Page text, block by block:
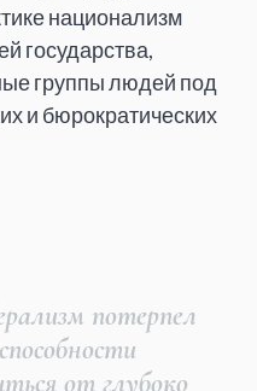
национализм
государства,
группы людей под
и бюрократических
потерпел
от глубоко